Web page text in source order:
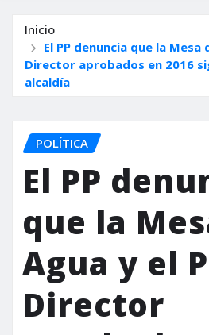
Inicio
El PP denuncia que la Mesa
Director aprobados en 2016
alcaldía
POLÍTICA
El PP
que la
Agua y el
Director